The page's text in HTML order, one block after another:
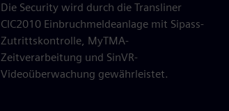
Die Security wird durch die Transliner
CIC2010 Einbruchmeldeanlage mit Sipass-
Zutrittskontrolle, MyTMA-
Zeitverarbeitung und SinVR-
Videoüberwachung gewährleistet.